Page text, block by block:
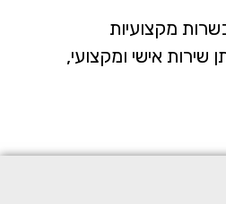
מקצועיות
שירות אישי ומקצועי,